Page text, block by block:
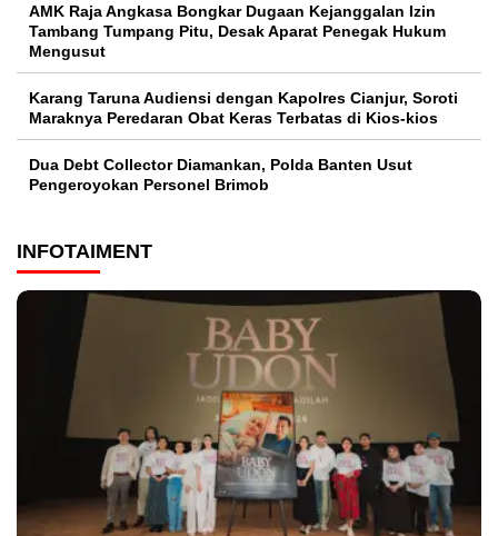
AMK Raja Angkasa Bongkar Dugaan Kejanggalan Izin
Tambang Tumpang Pitu, Desak Aparat Penegak Hukum
Mengusut
Karang Taruna Audiensi dengan Kapolres Cianjur, Soroti
Maraknya Peredaran Obat Keras Terbatas di Kios-kios
Dua Debt Collector Diamankan, Polda Banten Usut
Pengeroyokan Personel Brimob
INFOTAIMENT